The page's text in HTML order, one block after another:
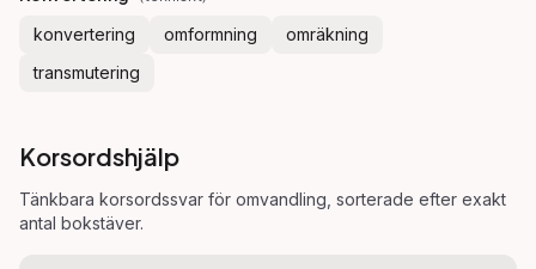
konvertering omformning
omräkning
transmutering
Korsordshjälp
Tänkbara korsordssvar för omvandling , sorterade efter exakt
antal bokstäver.